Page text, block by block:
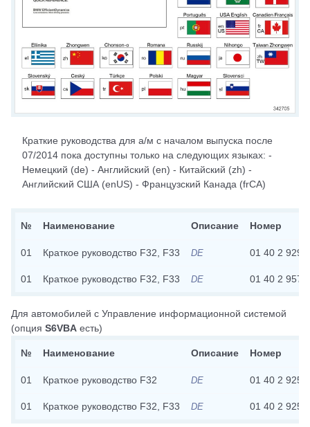
Краткие руководства для а/м с началом выпуска после
07/2014 пока доступны только на следующих языках: -
Немецкий (de) - Английский (en) - Китайский (zh) -
Английский США (enUS) - Французский Канада (frCA)
№ Наименование Описание Номер
01 Краткое руководство F32, F33 DE 01 40 2 929
01 Краткое руководство F32, F33 DE 01 40 2 957
Для автомобилей с Управление информационной системой
(опция S6VBA есть)
№ Наименование Описание Номер
01 Краткое руководство F32 DE 01 40 2 925
01 Краткое руководство F32, F33 DE 01 40 2 925